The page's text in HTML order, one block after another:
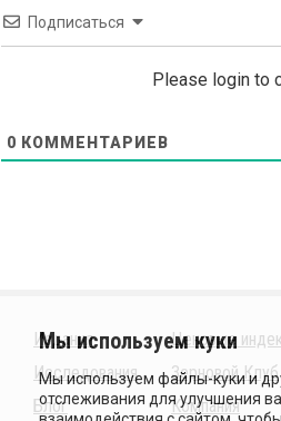
Подписаться
Please login to
0 КОММЕНТАРИЕВ
Издания
Исследования
Блог
Ценовые
Зерновой Клуб
Компания